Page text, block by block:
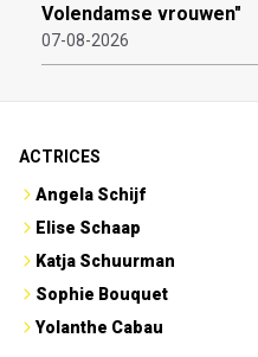
Volendamse vrouwen"
07-08-2026
ACTRICES
Angela Schijf
Elise Schaap
Katja Schuurman
Sophie Bouquet
Yolanthe Cabau